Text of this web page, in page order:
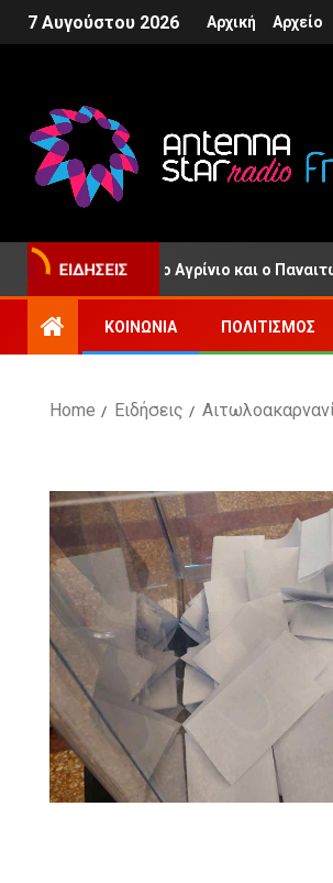
7 Αυγούστου 2026 Αρχική Αρχείο
ΕΙΔΉΣΕΙΣ
Το Αγρίνιο και ο Παναιτωλικός
ΚΟΙΝΩΝΊΑ ΠΟΛΙΤΙΣΜΌΣ
Home Ειδήσεις